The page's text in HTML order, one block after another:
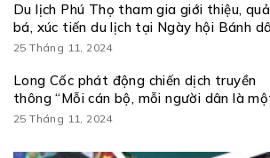
Du lịch Phú Thọ tham gia giới thiệu,
bá, xúc tiến du lịch tại Ngày hội Bánh dân
gian Nam Bộ – An Giang
25 Tháng 11, 2024
Long Cốc phát động chiến dịch truyền
thông “Mỗi cán bộ, mỗi người dân là
đại sứ du lịch” và ra mắt kênh truyền
25 Tháng 11, 2024